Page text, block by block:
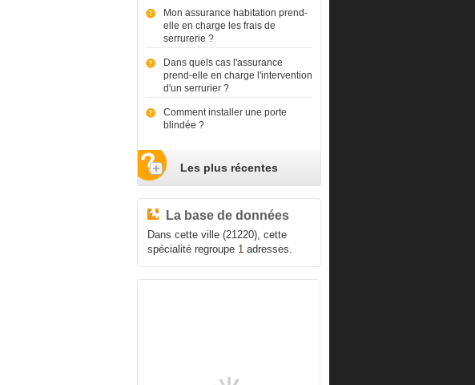
Mon assurance habitation prend-
elle en charge les frais de
serrurerie ?
Dans quels cas l'assurance
prend-elle en charge l'intervention
d'un serrurier ?
Comment installer une porte
blindée ?
Les plus récentes
La base de données
Dans cette ville (21220), cette
spécialité regroupe 1adresses.